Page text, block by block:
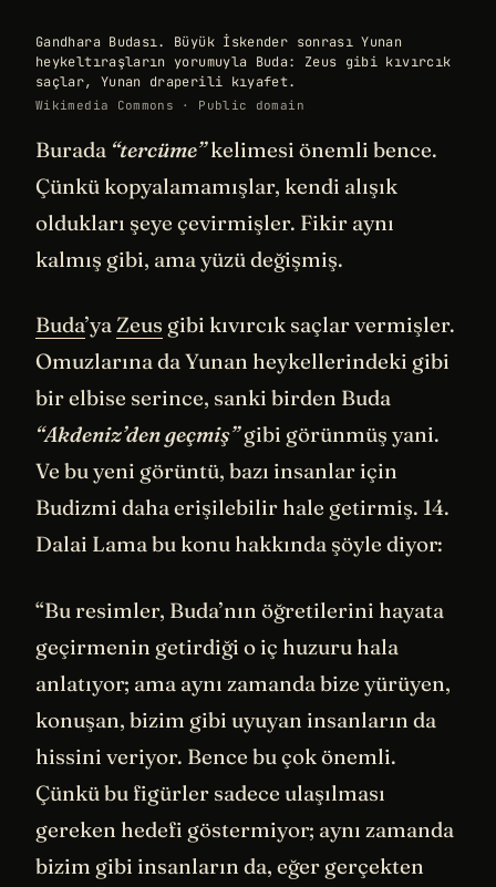
Gandhara Budası. Büyük İskender sonrası Yunan
heykeltıraşların yorumuyla Buda: Zeus gibi kıvırcık
saçlar, Yunan draperili kıyafet.
Wikimedia Commons · Public domain
Burada “tercüme”kelimesi önemli bence.
Çünkü kopyalamamışlar, kendi alışık
oldukları şeye çevirmişler. Fikir aynı
kalmış gibi, ama yüzü değişmiş.
Buda’yaZeus gibi kıvırcık saçlar vermişler.
Omuzlarına da Yunan heykellerindeki gibi
bir elbise serince, sanki birden Buda
“Akdeniz’den geçmiş”gibi görünmüş yani.
Ve bu yeni görüntü, bazı insanlar için
Budizmi daha erişilebilir hale getirmiş. 14.
Dalai Lama bu konu hakkında şöyle diyor:
“Bu resimler, Buda’nın öğretilerini hayata
geçirmenin getirdiği o iç huzuru hala
anlatıyor; ama aynı zamanda bize yürüyen,
konuşan, bizim gibi uyuyan insanların da
hissini veriyor. Bence bu çok önemli.
Çünkü bu figürler sadece ulaşılması
gereken hedefi göstermiyor; aynı zamanda
bizim gibi insanların da, eğer gerçekten